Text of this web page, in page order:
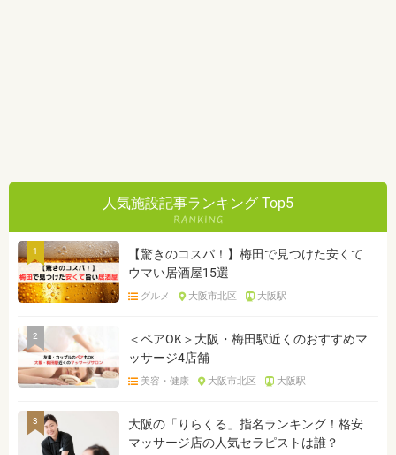
人気施設記事ランキング Top5
1
【驚きのコスパ！】梅田で見つけた安くて
ウマい居酒屋15選
グルメ 大阪市北区 大阪駅
2
＜ペアOK＞大阪・梅田駅近くのおすすめマ
ッサージ4店舗
美容・健康 大阪市北区 大阪駅
3
大阪の「りらくる」指名ランキング！格安
マッサージ店の人気セラピストは誰？